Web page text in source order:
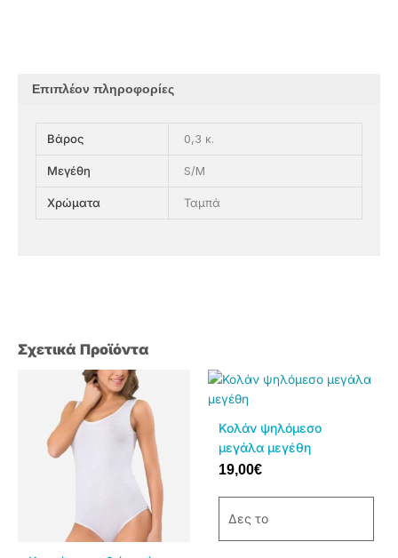
Σχετικά Προϊόντα
πολλαπλές
μπορούν
να
Κολάν ψηλόμεσο
μεγάλα μεγέθη
19,00€
Δες το
Αυτό
το
έχει
πολλαπλές
παραλλαγές.
Οι
επιλογές
Επιπλέον πληροφορίες
Βάρος 0,3 κ.
Μεγέθη S/M
Χρώματα Ταμπά